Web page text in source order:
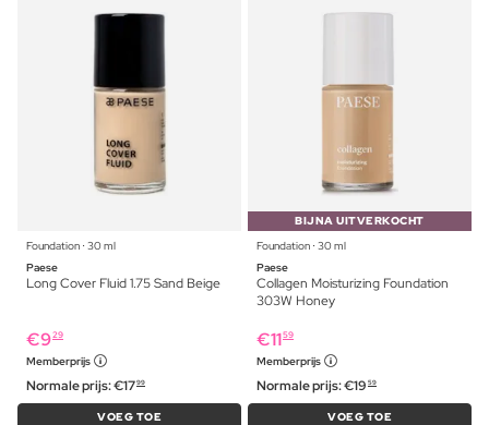
Foundation ⋅ 30 ml
Paese
Long Cover Fluid 1.75 Sand Beige
€929
Memberprijs
Normale prijs:€1799
VOEG TOE
BIJNA UITVERKOCHT
Foundation ⋅ 30 ml
Paese
Collagen Moisturizing Foundation
303W Honey
€1159
Memberprijs
Normale prijs:€19 59
VOEG TOE